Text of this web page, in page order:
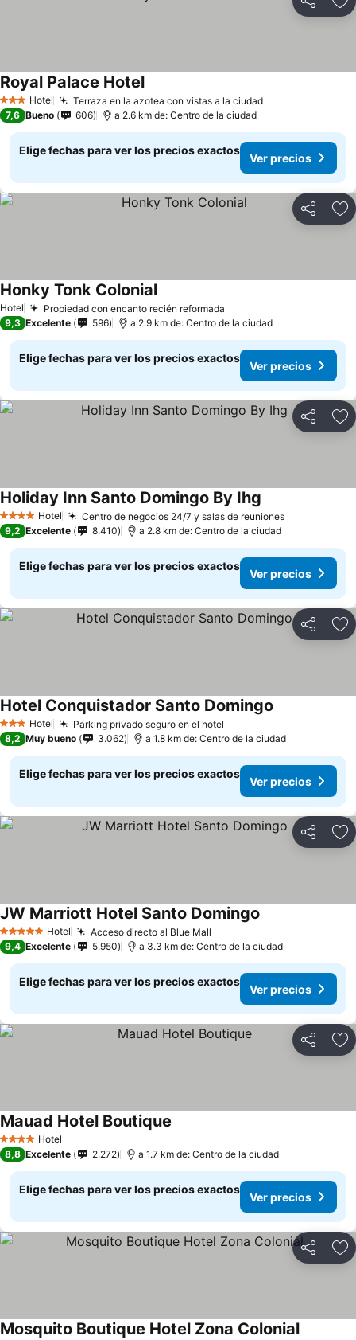
Compartir
3 Estrellas
Hotel Terraza en la azotea con vistas a la ciudad
Royal Palace Hotel
7,6 Bueno 606 a 2.6 km de: Centro de la ciudad
Elige fechas para ver los precios exactos
Ver precios
Compartir
Hotel Propiedad con encanto recién reformada
Honky Tonk Colonial
9,3 Excelente 596 a 2.9 km de: Centro de la ciudad
Elige fechas para ver los precios exactos
Ver precios
Compartir
4 EstrellasHotel Centro de negocios 24/7 y salas de reuniones
Holiday Inn Santo Domingo By Ihg
9,2 Excelente 8.410 a 2.8 km de: Centro de la ciudad
Elige fechas para ver los precios exactos
Ver precios
Compartir
3 Estrellas
Hotel Parking privado seguro en el hotel
Hotel Conquistador Santo Domingo
8,2 Muy bueno 3.062 a 1.8 km de: Centro de la ciudad
Elige fechas para ver los precios exactos
Ver precios
Compartir
5 Estrellas Hotel Acceso directo al Blue Mall
JW Marriott Hotel Santo Domingo
9,4 Excelente 5.950 a 3.3 km de: Centro de la ciudad
Elige fechas para ver los precios exactos
Ver precios
Compartir
4 EstrellasHotel
Mauad Hotel Boutique
8,8 Excelente 2.272 a 1.7 km de: Centro de la ciudad
Elige fechas para ver los precios exactos
Ver precios
Compartir
Mosquito Boutique Hotel Zona Colonial